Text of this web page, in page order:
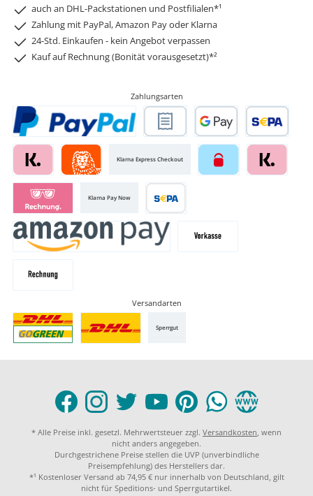
auch an DHL-Packstationen und Postfilialen*¹
Zahlung mit PayPal, Amazon Pay oder Klarna
24-Std. Einkaufen - kein Angebot verpassen
Kauf auf Rechnung (Bonität vorausgesetzt)*²
Zahlungsarten
Klarna Express Checkout
Klarna Pay Now
Versandarten
Sperrgut
* Alle Preise inkl. gesetzl. Mehrwertsteuer zzgl. Versandkosten, wenn
nicht anders angegeben.
Durchgestrichene Preise stellen die UVP (unverbindliche
Preisempfehlung) des Herstellers dar.
*¹ Kostenloser Versand ab 74,95 € nur innerhalb von Deutschland, gilt
nicht für Speditions- und Sperrgutartikel.